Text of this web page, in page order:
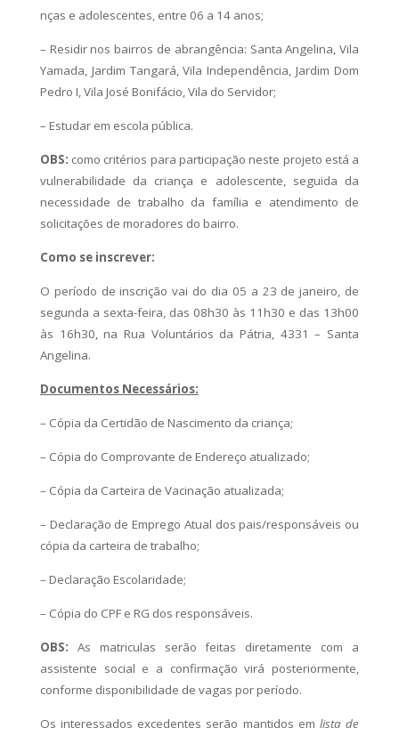
nças e adolescentes, entre 06 a 14 anos;
– Residir nos bairros de abrangência: Santa Angelina, Vila
Yamada, Jardim Tangará, Vila Independência, Jardim Dom
Pedro I, Vila José Bonifácio, Vila do Servidor;
– Estudar em escola pública.
OBS: como critérios para participação neste projeto está a
vulnerabilidade da criança e adolescente, seguida da
necessidade de trabalho da família e atendimento de
solicitações de moradores do bairro.
Como se inscrever:
O período de inscrição vai do dia 05 a 23 de janeiro, de
segunda a sexta-feira, das 08h30 às 11h30 e das 13h00
às 16h30, na Rua Voluntários da Pátria, 4331 – Santa
Angelina.
Documentos Necessários:
– Cópia da Certidão de Nascimento da criança;
– Cópia do Comprovante de Endereço atualizado;
– Cópia da Carteira de Vacinação atualizada;
– Declaração de Emprego Atual dos pais/responsáveis ou
cópia da carteira de trabalho;
– Declaração Escolaridade;
– Cópia do CPF e RG dos responsáveis.
OBS: As matriculas serão feitas diretamente com a
assistente social e a confirmação virá posteriormente,
conforme disponibilidade de vagas por período.
Os interessados excedentes serão mantidos em lista de